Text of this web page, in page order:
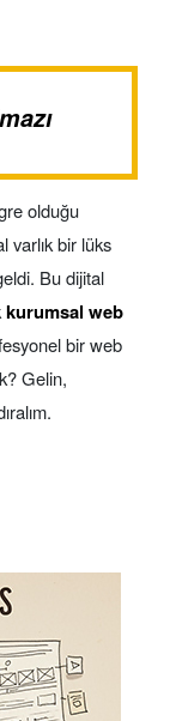
olduğu
varlık bir lüks
Bu dijital
kurumsal web
bir web
Gelin,